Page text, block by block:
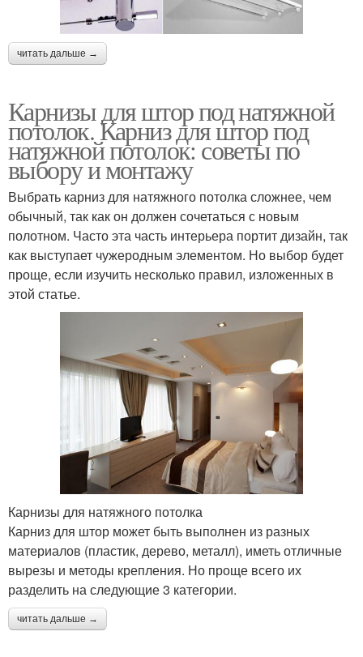
читать дальше →
Карнизы для штор под натяжной
потолок. Карниз для штор под
натяжной потолок: советы по
выбору и монтажу
Выбрать карниз для натяжного потолка сложнее, чем
обычный, так как он должен сочетаться с новым
полотном. Часто эта часть интерьера портит дизайн, так
как выступает чужеродным элементом. Но выбор будет
проще, если изучить несколько правил, изложенных в
этой статье.
Карнизы для натяжного потолка
Карниз для штор может быть выполнен из разных
материалов (пластик, дерево, металл), иметь отличные
вырезы и методы крепления. Но проще всего их
разделить на следующие 3 категории.
читать дальше →